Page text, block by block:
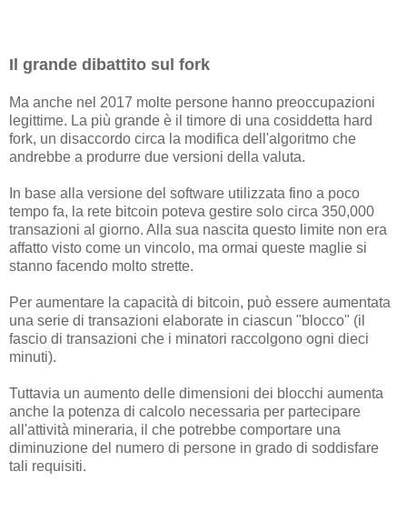
Il grande dibattito sul fork
Ma anche nel 2017 molte persone hanno preoccupazioni
legittime. La più grande è il timore di una cosiddetta hard
fork, un disaccordo circa la modifica dell'algoritmo che
andrebbe a produrre due versioni della valuta.
In base alla versione del software utilizzata fino a poco
tempo fa, la rete bitcoin poteva gestire solo circa 350,000
transazioni al giorno. Alla sua nascita questo limite non era
affatto visto come un vincolo, ma ormai queste maglie si
stanno facendo molto strette.
Per aumentare la capacità di bitcoin, può essere aumentata
una serie di transazioni elaborate in ciascun "blocco" (il
fascio di transazioni che i minatori raccolgono ogni dieci
minuti).
Tuttavia un aumento delle dimensioni dei blocchi aumenta
anche la potenza di calcolo necessaria per partecipare
all'attività mineraria, il che potrebbe comportare una
diminuzione del numero di persone in grado di soddisfare
tali requisiti.